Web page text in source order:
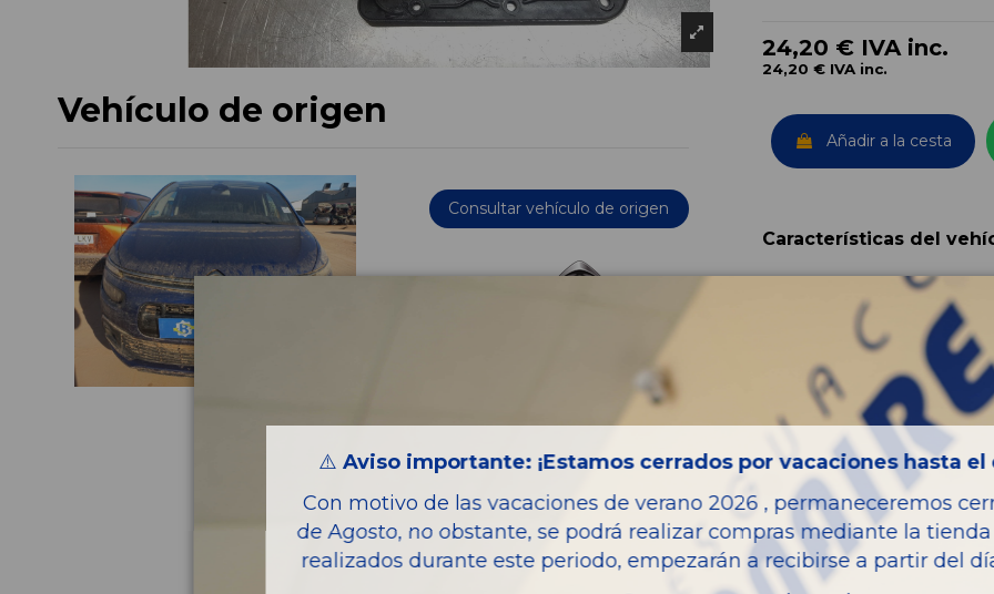
Vehículo de origen
Consultar vehículo de origen
24,20 € IVA inc.
24,20 € IVA inc.
Añadir a la cesta
Características del
Año fabricación
Código motor
Bastidor
Combustible
Versión
Potencia
Modelo
⚠️ Aviso importante: ¡Estamos cerrados por vacaciones hasta el
Con motivo de las vacaciones de verano 2026 , permaneceremos
de Agosto, no obstante, se podrá realizar compras mediante la
realizados durante este periodo, empezarán a recibirse a partir del